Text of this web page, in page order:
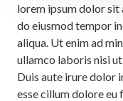
lorem ipsum dolor sit
do eiusmod tempor
aliqua. Ut enim ad
ullamco laboris nisi
Duis aute irure dolor
esse cillum dolore eu